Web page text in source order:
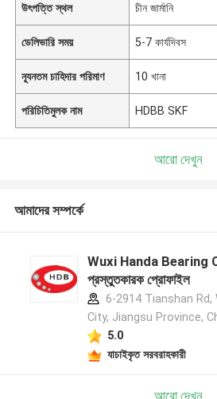
উৎপত্তি স্থল চীন জার্মানি
ডেলিভারি সময় 5-7 কার্যদিবস
ন্যূনতম চাহিদার পরিমাণ 10 খানা
পরিচিতিমুলক নাম HDBB SKF
আরো দেখুন
আমাদের সম্পর্কে
Wuxi Handa Bearing
প্রস্তুতকারক প্রোফাইল
6-2914 Tianshan Rd,
City, Jiangsu Province,
5.0
যাচাইকৃত সরবরাহকারী
আরো দেখুন